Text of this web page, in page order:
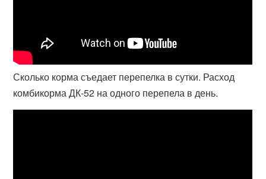
Сколько корма съедает перепелка в сутки. Расход
комбикорма ДК-52 на одного перепела в день.